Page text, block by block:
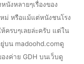
นังหลายๆเรื่องของ
ม่ หรือแม้แต่หนังชนโรง
ครบๆเลยล่ะครับ แต่ใน
บน madoohd.comดู
งค่าย GDH บนเว็บดู